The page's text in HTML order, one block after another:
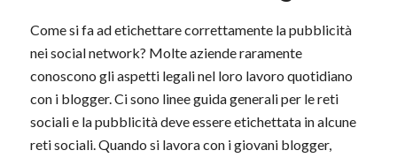
Come si fa ad etichettare correttamente la pubblicità
nei social network? Molte aziende raramente
conoscono gli aspetti legali nel loro lavoro quotidiano
con i blogger. Ci sono linee guida generali per le reti
sociali e la pubblicità deve essere etichettata in alcune
reti sociali. Quando si lavora con i giovani blogger,